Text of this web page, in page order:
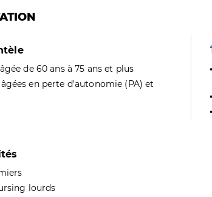
de 60 ans à 75 ans et plus
en perte d'autonomie (PA) et
lourds